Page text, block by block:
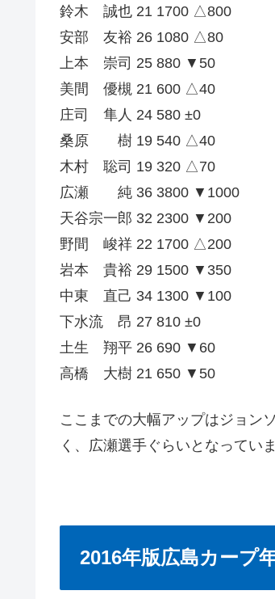
鈴木 誠也 21 1700 △800
安部 友裕 26 1080 △80
上本 崇司 25 880 ▼50
美間 優槻 21 600 △40
庄司 隼人 24 580 ±0
桑原 樹 19 540 △40
木村 聡司 19 320 △70
広瀬 純 36 3800 ▼1000
天谷宗一郎 32 2300 ▼200
野間 峻祥 22 1700 △200
岩本 貴裕 29 1500 ▼350
中東 直己 34 1300 ▼100
下水流 昂 27 810 ±0
土生 翔平 26 690 ▼60
高橋 大樹 21 650 ▼50
ここまでの大幅アップはジョン
く、広瀬選手ぐらいとなっていま
2016年版広島カープ